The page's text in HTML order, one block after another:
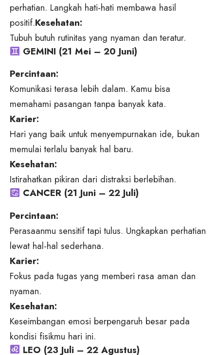
perhatian. Langkah hati-hati membawa hasil
positif.Kesehatan:
Tubuh butuh rutinitas yang nyaman dan teratur.
GEMINI (21 Mei – 20 Juni)
Percintaan:
Komunikasi terasa lebih dalam. Kamu bisa
memahami pasangan tanpa banyak kata.
Karier:
Hari yang baik untuk menyempurnakan ide, bukan
memulai terlalu banyak hal baru.
Kesehatan:
Istirahatkan pikiran dari distraksi berlebihan.
CANCER (21 Juni – 22 Juli)
Percintaan:
Perasaanmu sensitif tapi tulus. Ungkapkan perhatian
lewat hal-hal sederhana.
Karier:
Fokus pada tugas yang memberi rasa aman dan
nyaman.
Kesehatan:
Keseimbangan emosi berpengaruh besar pada
kondisi fisikmu hari ini.
LEO (23 Juli – 22 Agustus)